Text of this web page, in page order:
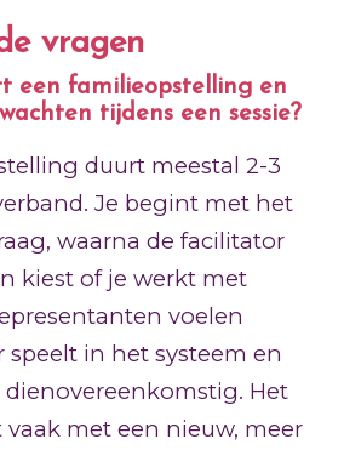
vragen
een familieopstelling en
tijdens een sessie?
duurt meestal 2-3
Je begint met het
waarna de facilitator
kiest of je werkt met
voelen
in het systeem en
Het
met een nieuw, meer